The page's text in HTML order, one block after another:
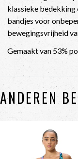
klassieke bedekking
bandjes voor
bewegingsvrijheid
Gemaakt van 53%
ANDEREN